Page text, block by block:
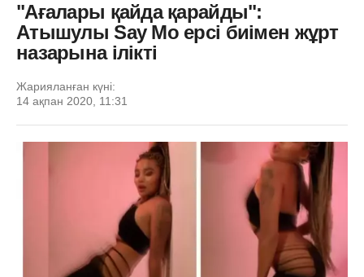
"Ағалары қайда қарайды":
Атышулы Say Mo ерсі биімен жұрт
назарына ілікті
Жарияланған күні:
14 ақпан 2020, 11:31